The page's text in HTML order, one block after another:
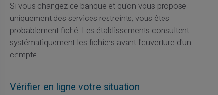
Si vous changez de banque et qu'on vous propose
uniquement des services restreints, vous êtes
probablement fiché. Les établissements consultent
systématiquement les fichiers avant l'ouverture d'un
compte.
Vérifier en ligne votre situation